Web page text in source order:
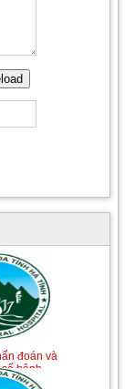
đoán và
bệnh